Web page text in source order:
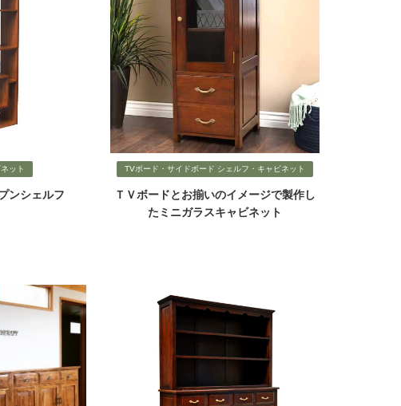
ット
ンシェルフ
TVボード・サイドボード シェルフ・キャビネット
ＴＶボードとお揃いのイメージで製作し
たミニガラスキャビネット